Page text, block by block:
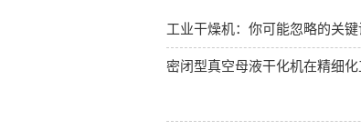
工业干燥机：你可能忽略的关
密闭型真空母液干化机在精细化